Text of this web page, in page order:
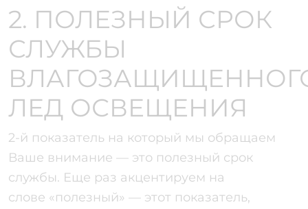
2. ПОЛЕЗНЫЙ СРОК
СЛУЖБЫ
ЛЕД ОСВЕЩЕНИЯ
2-й показатель на который мы обращаем
Ваше внимание — это полезный срок
службы. Еще раз акцентируем на
слове «полезный» — этот показатель,